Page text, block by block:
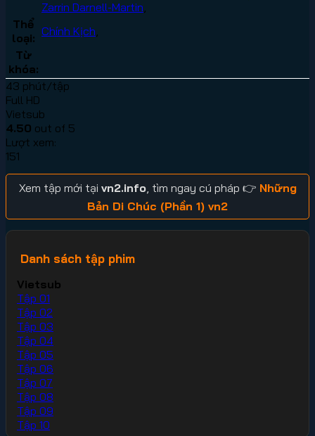
Zarrin Darnell-Martin
Thể
loại: Chính Kịch
Từ
khóa:
43 phút/tập
Full HD
Vietsub
4.50 out of 5
Lượt xem:
151
Xem tập mới tại vn2.info, tìm ngay cú pháp 👉 Những
Bản Di Chúc (Phần 1) vn2
Danh sách tập phim
Vietsub
Tập 01
Tập 02
Tập 03
Tập 04
Tập 05
Tập 06
Tập 07
Tập 08
Tập 09
Tập 10